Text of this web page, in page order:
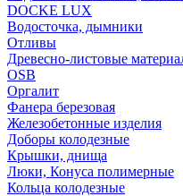
DOCKE LUX
Водосточка, дымники
Отливы
Древесно-листовые
OSB
Оргалит
Фанера березовая
Железобетонные изделия
Доборы колодезные
Крышки, днища
Люки, Конуса полимерные
Кольца колодезные